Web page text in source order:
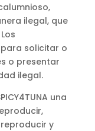
ilegal, que
solicitar o
o presentar
ilegal.
una
y